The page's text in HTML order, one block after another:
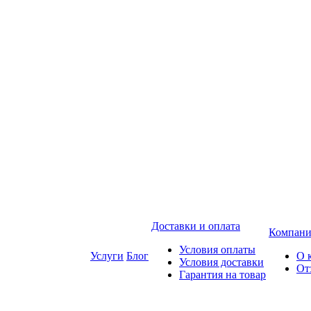
Услуги Блог
Доставки и оплата
Условия оплаты
Условия доставки
Гарантия на товар
О